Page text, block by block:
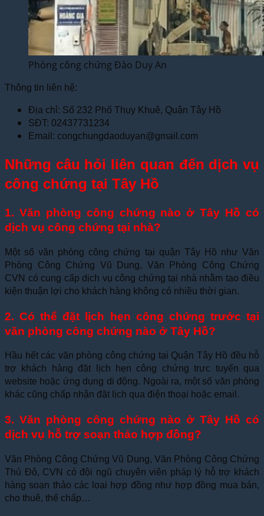
Phòng công chứng Đào Duy An
Thông tin liên hệ:
Địa chỉ: Số 232 Phố Thụy Khuê, Quận Tây Hồ
SĐT: 02437731234
Email: congchungdaoduyan@gmail.com
Những câu hỏi liên quan đến dịch vụ
công chứng tại Tây Hồ
1. Văn phòng công chứng nào ở Tây Hồ có
dịch vụ công chứng tại nhà?
Một số văn phòng công chứng tại quận Tây Hồ như Văn
Phòng Công Chứng Vũ Dung, Văn Phòng Công Chứng
CVN có cung cấp dịch vụ công chứng tại nhà nhằm tạo điều
kiện thuận lợi cho khách hàng không có nhiều thời gian.
2. Có thể đặt lịch hẹn công chứng trước tại
văn phòng công chứng nào ở Tây Hồ?
Hầu hết các văn phòng công chứng tại Quận Tây Hồ đều hỗ
trợ khách hàng đặt lịch hẹn công chứng trực tuyến qua
website hoặc ứng dụng di động. Ngoài ra, một số văn phòng
khác cũng chấp nhận đặt lịch qua điện thoại hoặc email.
3. Văn phòng công chứng nào ở Tây Hồ có
dịch vụ hỗ trợ soạn thảo hợp đồng?
Văn Phòng Công Chứng Vũ Dung, Văn Phòng Công Chứng
Thủ Đô, CVN có đội ngũ chuyên viên pháp lý hỗ trợ khách
hàng soạn thảo các loại hợp đồng như hợp đồng mua bán,
cho thuê, thế chấp…